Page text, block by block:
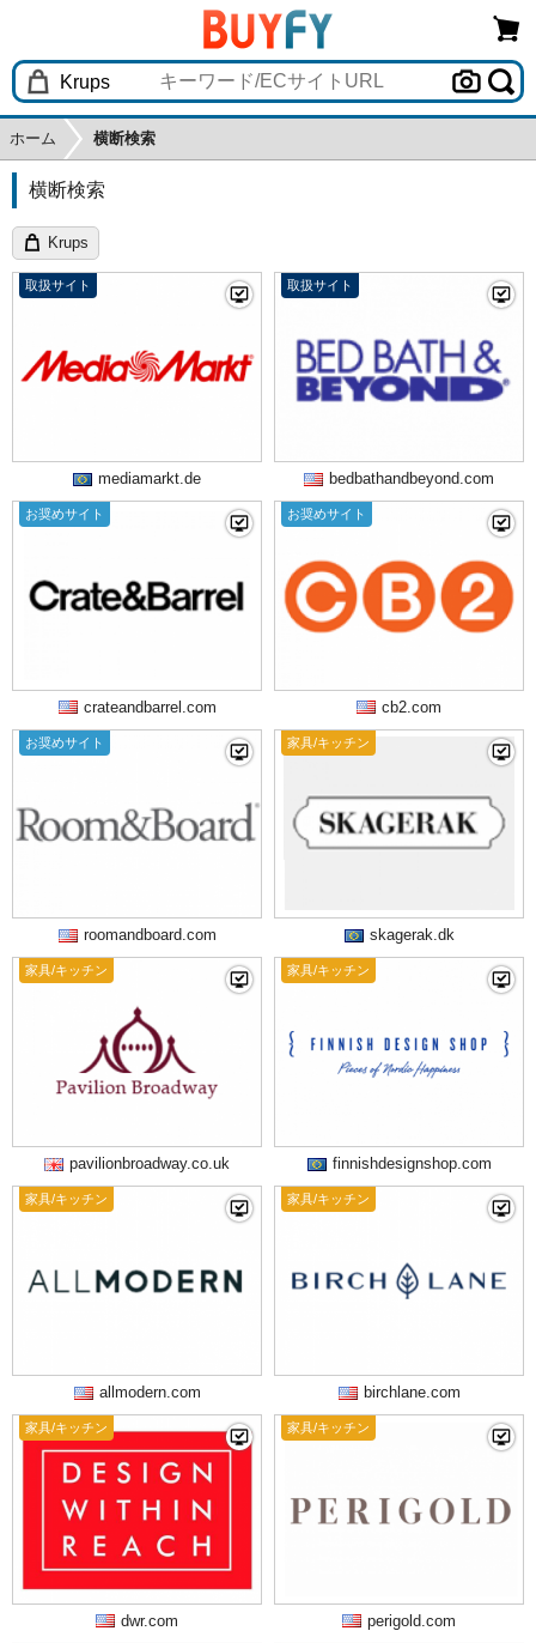
ホーム 横断検索
横断検索
Krups
取扱サイト
mediamarkt.de
取扱サイト
bedbathandbeyond.com
お奨めサイト
crateandbarrel.com
お奨めサイト
cb2.com
お奨めサイト
roomandboard.com
家具/キッチン
skagerak.dk
家具/キッチン
pavilionbroadway.co.uk
家具/キッチン
finnishdesignshop.com
家具/キッチン
allmodern.com
家具/キッチン
birchlane.com
家具/キッチン
dwr.com
家具/キッチン
perigold.com